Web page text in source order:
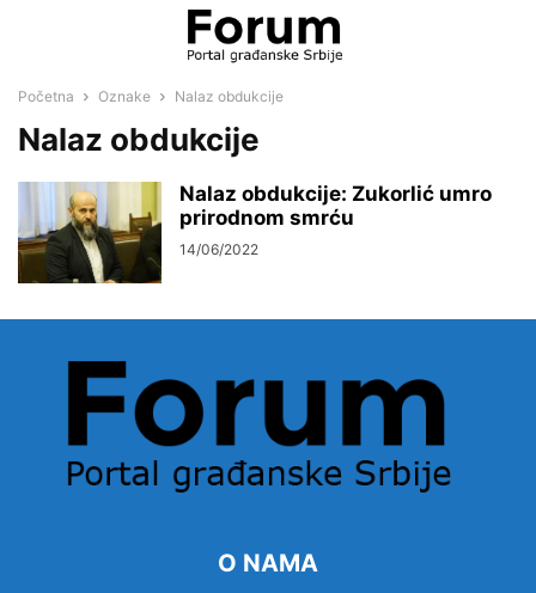
Početna Oznake Nalaz obdukcije
Nalaz obdukcije
Nalaz obdukcije: Zukorlić umro
prirodnom smrću
14/06/2022
O NAMA